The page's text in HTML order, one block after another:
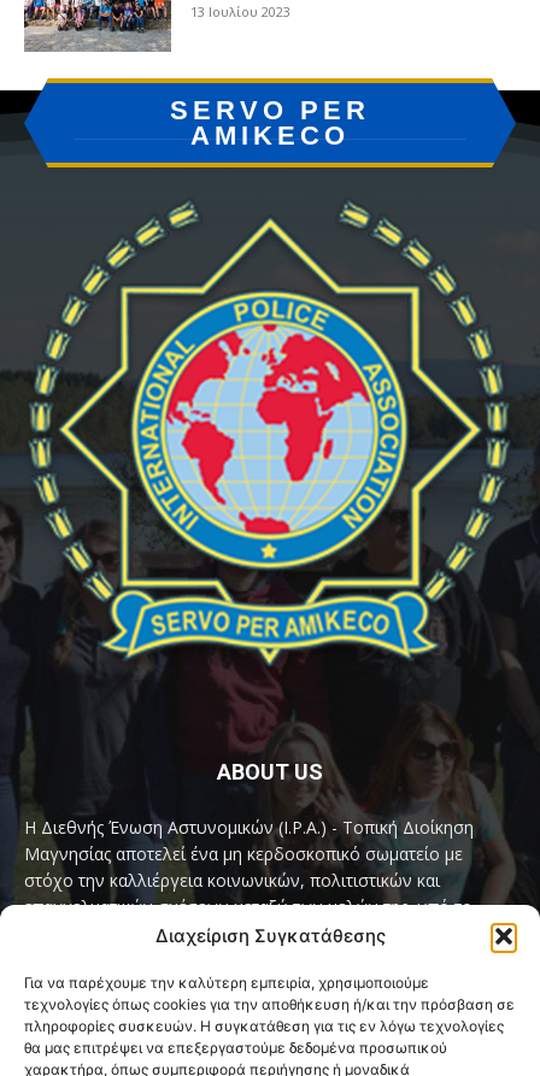
Διαχείριση Συγκατάθεσης
Για να παρέχουμε την καλύτερη εμπειρία, χρησιμοποιούμε
τεχνολογίες όπως cookies για την αποθήκευση ή/και την πρόσβαση σε
πληροφορίες συσκευών. Η συγκατάθεση για τις εν λόγω τεχνολογίες
θα μας επιτρέψει να επεξεργαστούμε δεδομένα προσωπικού
χαρακτήρα, όπως συμπεριφορά περιήγησης ή μοναδικά
13 Ιουλίου 2023
SERVO PER
AMIKECO
ABOUT US
Η Διεθνής Ένωση Αστυνομικών (I.P.A.) - Τοπική Διοίκηση
Μαγνησίας αποτελεί ένα μη κερδοσκοπικό σωματείο με
στόχο την καλλιέργεια κοινωνικών, πολιτιστικών και
επαγγελματικών σχέσεων μεταξύ των μελών της, υπό το
παγκόσμιο σύνθημα «Servo per Amikeco» (Υπηρετώ δια της
Contact us:ipamagnesia@gmail.com